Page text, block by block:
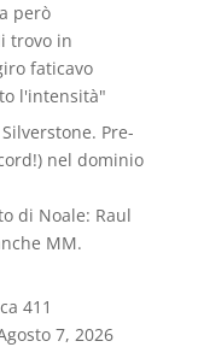
però
trovo in
faticavo
l'intensità"
Pre-
nel dominio
di Noale: Raul
MM.
411
7, 2026